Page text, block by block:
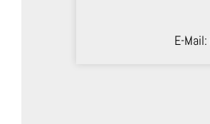
E-Mail: